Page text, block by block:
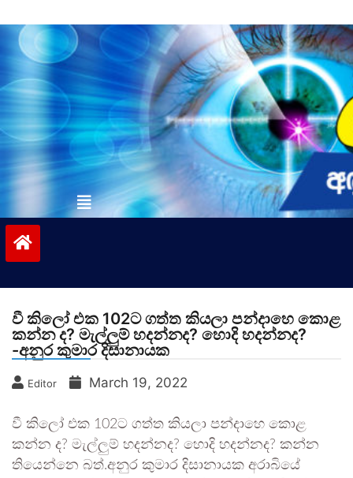
to
contentvinivida.lk
වී කිලෝ එක 102ට ගත්ත කියලා පන්දාහෙ කොළ
කන්න ද? මැල්ලුම් හදන්නද? හොදි හදන්නද?
-අනුර කුමාර දිසානායක
Editor March 19, 2022
වී කිලෝ එක 102ට ගත්ත කියලා පන්දාහෙ කොළ
කන්න ද? මැල්ලුම් හදන්නද? හොදි හදන්නද? කන්න
තියෙන්නෙ බත්.අනුර කුමාර දිසානායක අරාබියේ